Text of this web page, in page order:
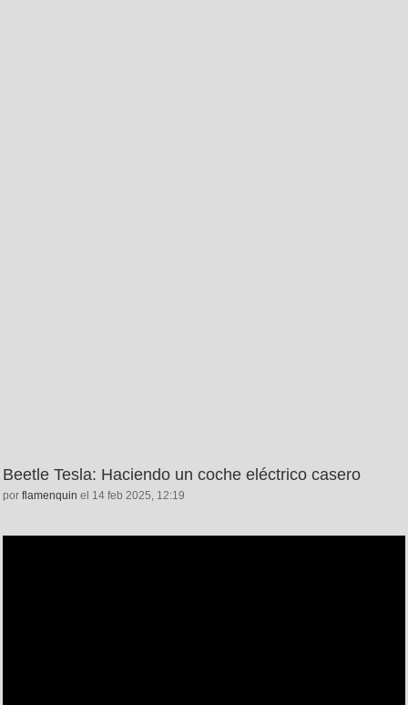
Beetle Tesla: Haciendo un coche eléctrico casero
por flamenquin el 14 feb 2025, 12:19